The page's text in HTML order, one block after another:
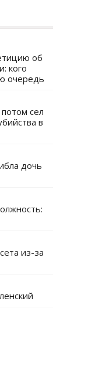
об
кого
очередь
сел
в
дочь
из-за